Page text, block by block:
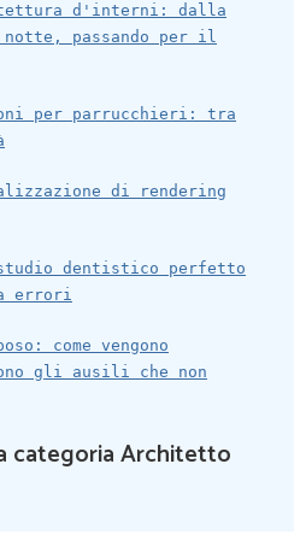
d'interni: dalla
passando per il
per parrucchieri: tra
di rendering
studio dentistico perfetto
errori
come vengono
gli ausili che non
categoria Architetto